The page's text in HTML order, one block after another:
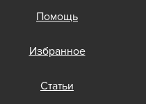
Помощь
Избранное
Статьи